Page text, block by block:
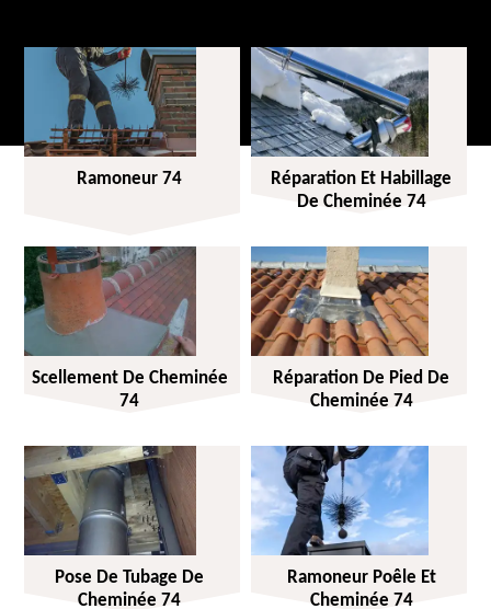
Ramoneur 74
Réparation Et Habillage
De Cheminée 74
Scellement De Cheminée
74
Réparation De Pied De
Cheminée 74
Pose De Tubage De
Cheminée 74
Ramoneur Poêle Et
Cheminée 74